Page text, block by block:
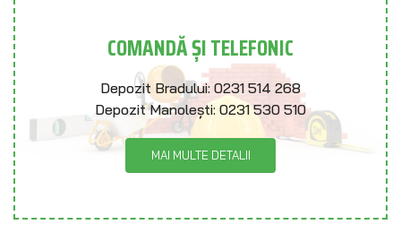
COMANDĂ ȘI TELEFONIC
Depozit Bradului: 0231 514 268
Depozit Manolești: 0231 530 510
MAI MULTE DETALII